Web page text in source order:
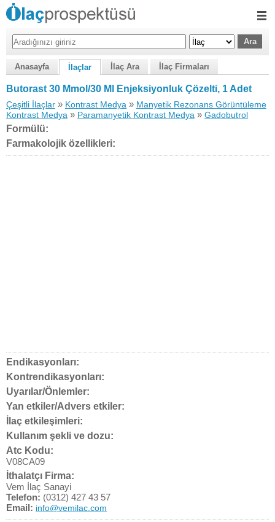
Anasayfa İlaçlar İlaç Ara İlaç Firmaları
Butorast 30 Mmol/30 Ml Enjeksiyonluk Çözelti, 1 Adet
Çeşitli İlaçlar » Kontrast Medya » Manyetik Rezonans Görüntüleme
Kontrast Medya » Paramanyetik Kontrast Medya » Gadobutrol
Formülü:
Farmakolojik özellikleri:
Endikasyonları:
Kontrendikasyonları:
Uyarılar/Önlemler:
Yan etkiler/Advers etkiler:
İlaç etkileşimleri:
Kullanım şekli ve dozu:
Atc Kodu:
V08CA09
İthalatçı Firma:
Vem İlaç Sanayi
Telefon: (0312) 427 43 57
Email: info@vemilac.com